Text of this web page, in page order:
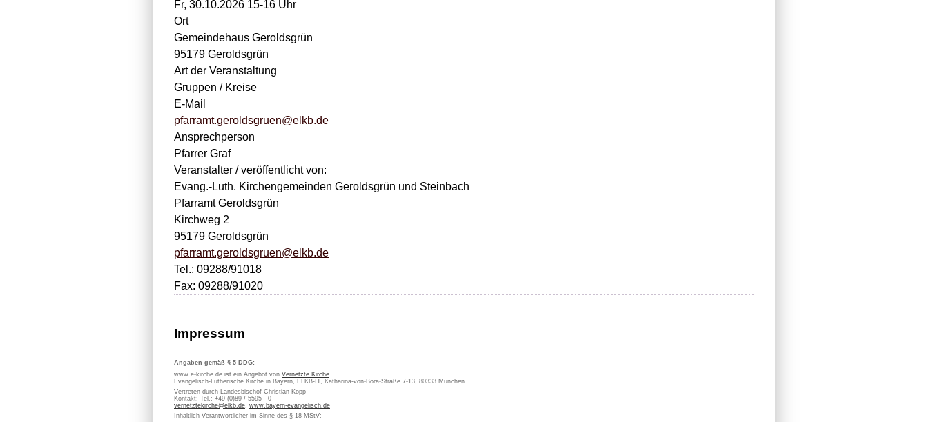
Fr, 30.10.2026 15-16 Uhr
Ort
Gemeindehaus Geroldsgrün
95179 Geroldsgrün
Art der Veranstaltung
Gruppen / Kreise
E-Mail
pfarramt.geroldsgruen@elkb.de
Ansprechperson
Pfarrer Graf
Veranstalter / veröffentlicht von:
Evang.-Luth. Kirchengemeinden Geroldsgrün und Steinbach
Pfarramt Geroldsgrün
Kirchweg 2
95179 Geroldsgrün
pfarramt.geroldsgruen@elkb.de
Tel.: 09288/91018
Fax: 09288/91020
Impressum
Angaben gemäß § 5 DDG:
www.e-kirche.de ist ein Angebot von Vernetzte Kirche
Evangelisch-Lutherische Kirche in Bayern, ELKB-IT, Katharina-von-Bora-Straße 7-13, 80333 München
Vertreten durch Landesbischof Christian Kopp
Kontakt: Tel.: +49 (0)89 / 5595 - 0
vernetztekirche@elkb.de, www.bayern-evangelisch.de
Inhaltlich Verantwortlicher im Sinne des § 18 MStV: